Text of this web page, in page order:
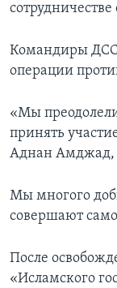
Командиры
операции
«Мы
принять
Аднан Амджад,
Мы многого
совершают
После
«Исламского